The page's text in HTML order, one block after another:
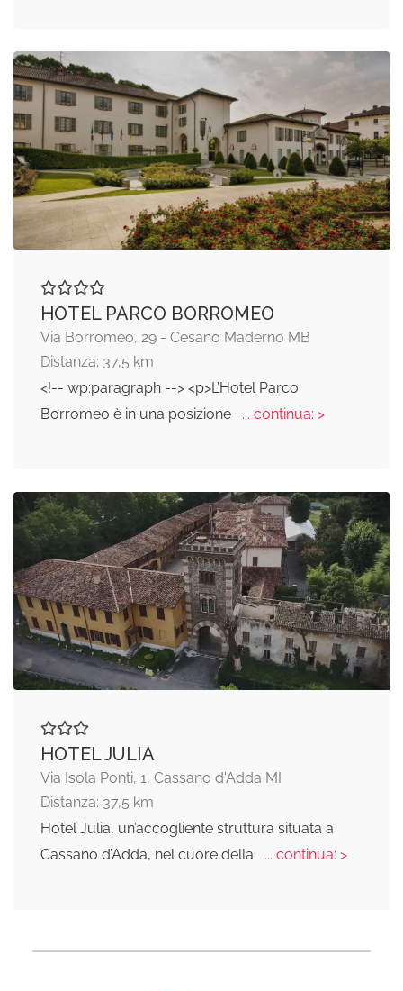
HOTEL PARCO BORROMEO
Via Borromeo, 29 - Cesano Maderno MB
Distanza: 37,5 km
<!-- wp:paragraph --> <p>L’Hotel Parco
Borromeo è in una posizione
... continua: >
HOTEL JULIA
Via Isola Ponti, 1, Cassano d'Adda MI
Distanza: 37,5 km
Hotel Julia, un’accogliente struttura situata a
Cassano d’Adda, nel cuore della
... continua: >